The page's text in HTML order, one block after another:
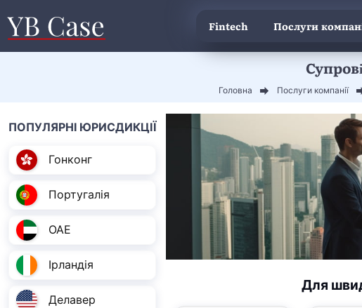
Fintech Послуги
Головна Послуги компанії
ПОПУЛЯРНІ ЮРИСДИКЦІЇ
Гонконг
Португалія
ОАЕ
Ірландія
Делавер
Для